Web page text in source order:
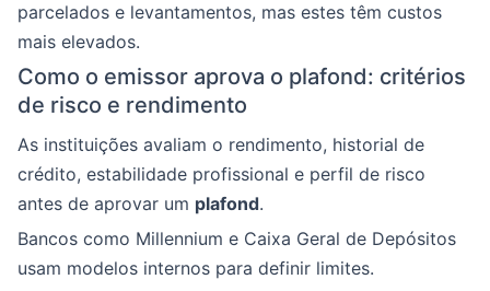
parcelados e levantamentos, mas estes têm custos
mais elevados.
Como o emissor aprova o plafond: critérios
de risco e rendimento
As instituições avaliam o rendimento, historial de
crédito, estabilidade profissional e perfil de risco
antes de aprovar um plafond.
Bancos como Millennium e Caixa Geral de Depósitos
usam modelos internos para definir limites.